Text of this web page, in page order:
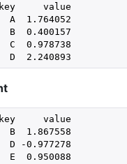
value
A  1.764052
B  0.400157
C  0.978738
value
B  1.867558
D -0.977278
E  0.950088